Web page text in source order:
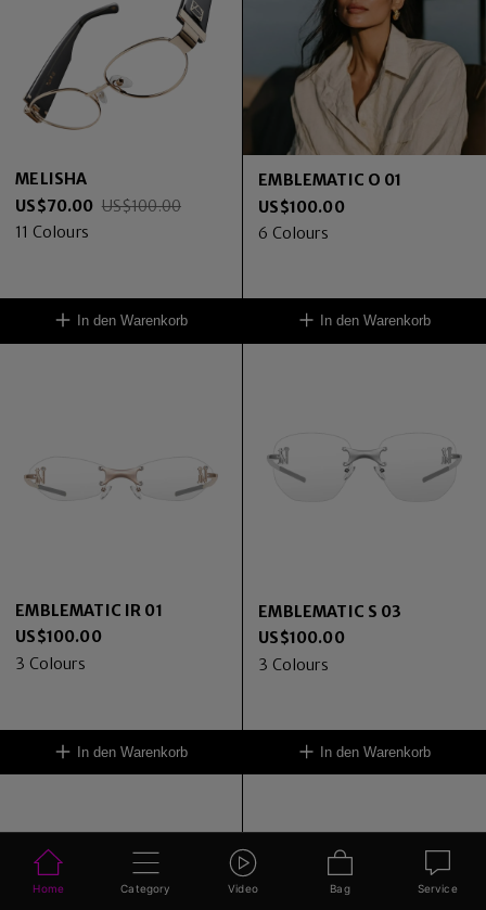
MELISHA
US$70.00 US$100.00
11 Colours
In den Warenkorb
EMBLEMATIC O 01
US$100.00
6 Colours
In den Warenkorb
EMBLEMATIC IR 01
US$100.00
3 Colours
In den Warenkorb
EMBLEMATIC S 03
US$100.00
3 Colours
In den Warenkorb